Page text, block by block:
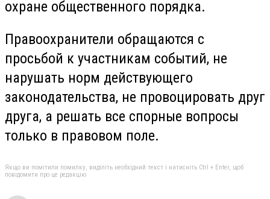
охране общественного порядка.
Правоохранители обращаются с
просьбой к участникам событий, не
нарушать норм действующего
законодательства, не провоцировать друг
друга, а решать все спорные вопросы
только в правовом поле.
Якщо ви помітили помилку, виділіть необхідний текст і натисніть Ctrl + Enter, щоб
повідомити про це редакцію